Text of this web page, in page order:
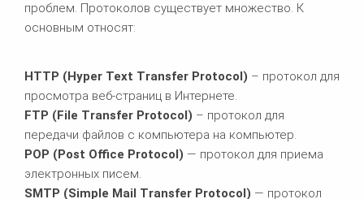
проблем. Протоколов существует множество. К
основным относят:
HTTP (Hyper Text Transfer Protocol) – протокол для
просмотра веб-страниц в Интернете.
FTP (File Transfer Protocol) – протокол для
передачи файлов с компьютера на компьютер.
POP (Post Office Protocol) — протокол для приема
электронных писем.
SMTP (Simple Mail Transfer Protocol) — протокол